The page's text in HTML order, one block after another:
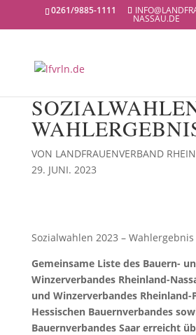
0261/9885-1111
NASSAU.DE
VON LANDFRAUENVERBAND
29. JUNI. 2023
Sozialwahlen 2023 – Wahlergebnis
Gemeinsame Liste des Bauern-
Winzerverbandes Rheinland-
und Winzerverbandes Rheinland-
Hessischen Bauernverbandes
Bauernverbandes Saar erreicht